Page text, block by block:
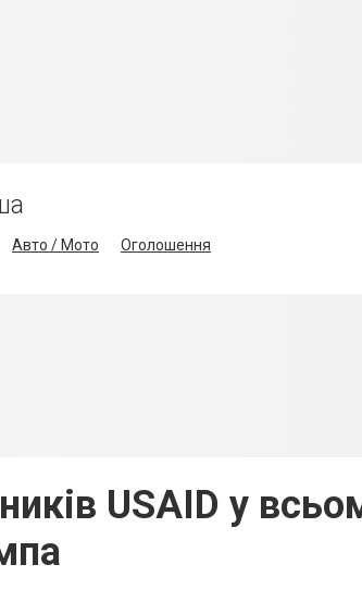
Авто / Мото Оголошення
USAID у